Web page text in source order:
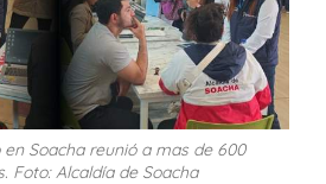
Soacha reunió a mas de 600
Foto: Alcaldía de Soacha